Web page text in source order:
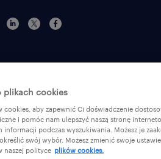
z obszaru human
plikach cookies
cookies, aby zapewnić Ci doświadczenie
i pomóc nam ulepszyć naszą stronę
informacji podczas wyszukiwania. Możesz je
określić swój wybór. Możesz zmienić swoje
naszej polityce plików cookies.